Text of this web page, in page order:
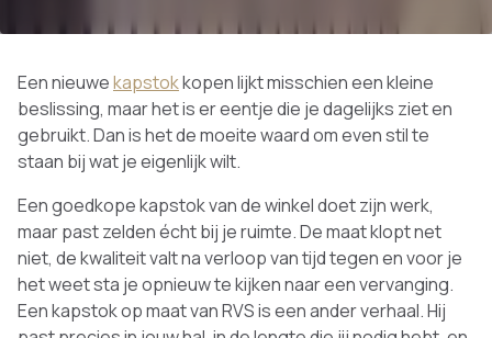
Een nieuwekapstokkopen lijkt misschien een kleine
beslissing, maar het is er eentje die je dagelijks ziet en
gebruikt. Dan is het de moeite waard om even stil te
staan bij wat je eigenlijk wilt.
Een goedkope kapstok van de winkel doet zijn werk,
maar past zelden écht bij je ruimte. De maat klopt net
niet, de kwaliteit valt na verloop van tijd tegen en voor je
het weet sta je opnieuw te kijken naar een vervanging.
Een kapstok op maat van RVS is een ander verhaal. Hij